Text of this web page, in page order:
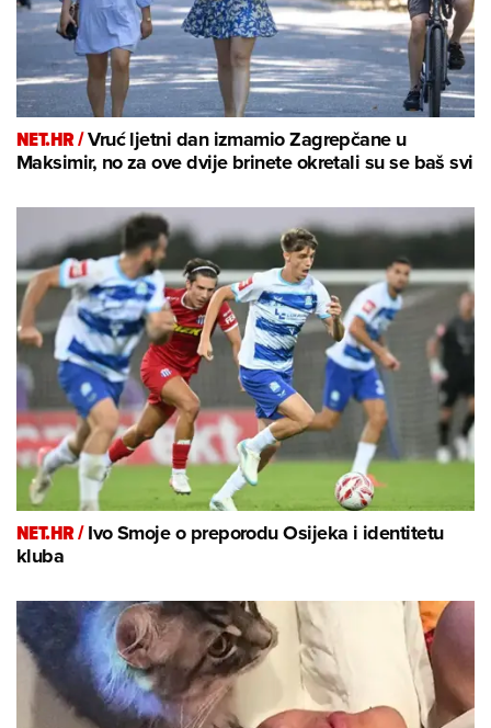
NET.HR /Vruć ljetni dan izmamio Zagrepčane u
Maksimir, no za ove dvije brinete okretali su se baš svi
NET.HR /Ivo Smoje o preporodu Osijeka i identitetu
kluba